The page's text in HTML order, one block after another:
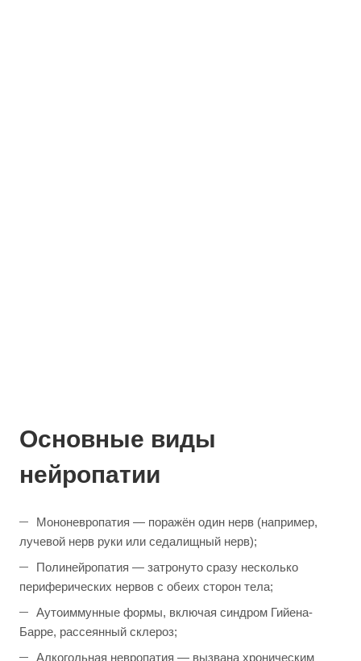
Основные виды
нейропатии
Мононевропатия — поражён один нерв (например,
лучевой нерв руки или седалищный нерв);
Полинейропатия — затронуто сразу несколько
периферических нервов с обеих сторон тела;
Аутоиммунные формы, включая синдром Гийена-
Барре, рассеянный склероз;
Алкогольная невропатия — вызвана хроническим